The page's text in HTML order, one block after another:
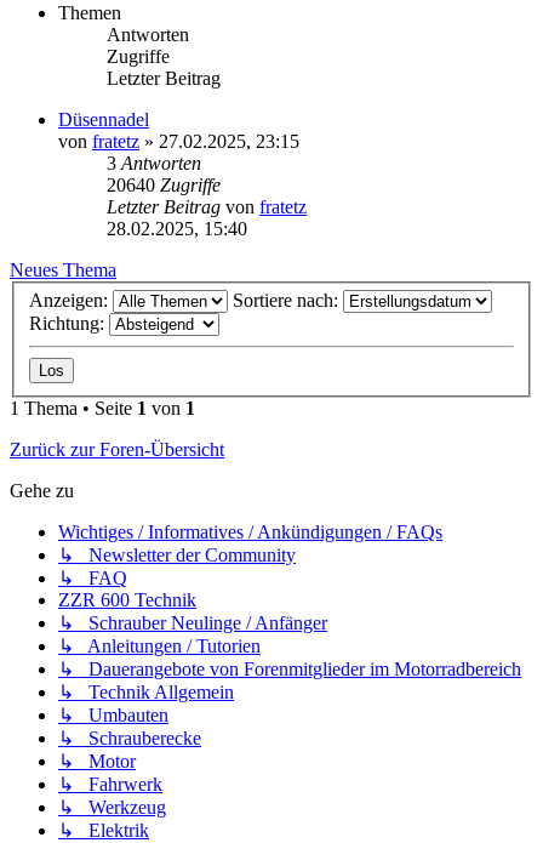
Themen
Antworten
Zugriffe
Letzter Beitrag
Düsennadel
von fratetz » 27.02.2025, 23:15
3 Antworten
20640 Zugriffe
Letzter Beitrag von fratetz
28.02.2025, 15:40
Neues Thema
Anzeigen:
Sortiere nach:
Richtung:
1 Thema • Seite 1 von 1
Zurück zur Foren-Übersicht
Gehe zu
Wichtiges / Informatives / Ankündigungen / FAQs
↳ Newsletter der Community
↳ FAQ
ZZR 600 Technik
↳ Schrauber Neulinge / Anfänger
↳ Anleitungen / Tutorien
↳ Dauerangebote von Forenmitglieder im Motorradbereich
↳ Technik Allgemein
↳ Umbauten
↳ Schrauberecke
↳ Motor
↳ Fahrwerk
↳ Werkzeug
↳ Elektrik